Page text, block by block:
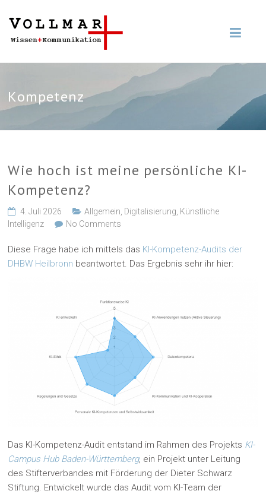
Kompetenz
Wie hoch ist meine persönliche KI-
Kompetenz?
4. Juli 2026 Allgemein Digitalisierung Künstliche
Intelligenz
No Comments
Diese Frage habe ich mittels das KI-Kompetenz-Audits der
DHBW Heilbronn beantwortet. Das Ergebnis sehr ihr hier:
Das KI-Kompetenz-Audit entstand im Rahmen des Projekts KI-
Campus Hub Baden-Württemberg, ein Projekt unter Leitung
des Stifterverbandes mit Förderung der Dieter Schwarz
Stiftung. Entwickelt wurde das Audit vom KI-Team der